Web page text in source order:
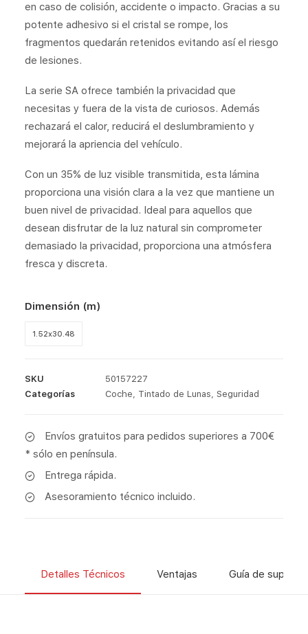
en caso de colisión, accidente o impacto. Gracias a su
potente adhesivo si el cristal se rompe, los
fragmentos quedarán retenidos evitando así el riesgo
de lesiones.
La serie SA ofrece también la privacidad que
necesitas y fuera de la vista de curiosos. Además
rechazará el calor, reducirá el deslumbramiento y
mejorará la apriencia del vehículo.
Con un 35% de luz visible transmitida, esta lámina
proporciona una visión clara a la vez que mantiene un
buen nivel de privacidad. Ideal para aquellos que
desean disfrutar de la luz natural sin comprometer
demasiado la privacidad, proporciona una atmósfera
fresca y discreta.
Dimensión (m)
1.52x30.48
SKU
50157227
Categorías
Coche, Tintado de Lunas, Seguridad
Envíos gratuitos para pedidos superiores a 700€
* sólo en península.
Entrega rápida.
Asesoramiento técnico incluido.
Detalles Técnicos Ventajas Guía de